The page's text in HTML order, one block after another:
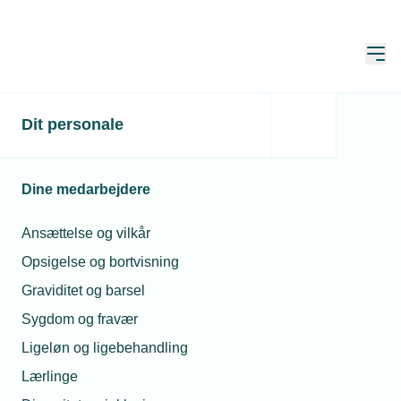
Dit personale
Dine medarbejdere
Ansættelse og vilkår
Opsigelse og bortvisning
Graviditet og barsel
Sygdom og fravær
Ligeløn og ligebehandling
Lærlinge
Erhvervslivet ser store
Skrevet af: Mads Hagemann Petersen